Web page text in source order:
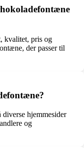
kvalitet, pris og
der passer til
hjemmesider
og